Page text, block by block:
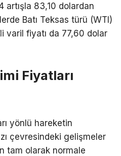
artışla 83,10 dolardan
Batı Teksas türü (WTI)
varil fiyatı da 77,60 dolar
Fiyatları
yönlü hareketin
çevresindeki gelişmeler
tam olarak normale